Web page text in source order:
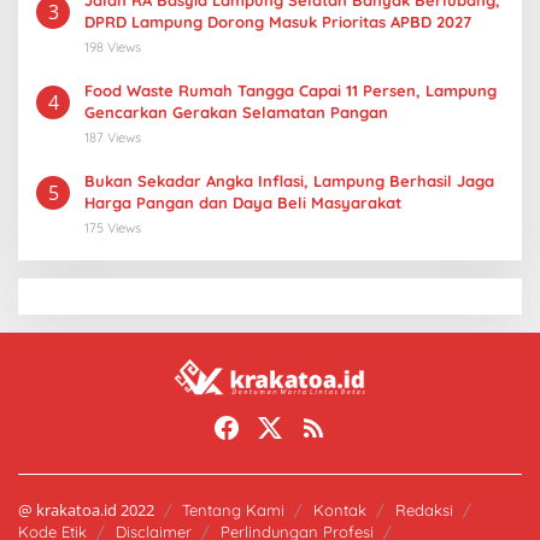
3
DPRD Lampung Dorong Masuk Prioritas APBD 2027
198 Views
4
Food Waste Rumah Tangga Capai 11 Persen, Lampung
Gencarkan Gerakan Selamatan Pangan
187 Views
5
Bukan Sekadar Angka Inflasi, Lampung Berhasil Jaga
Harga Pangan dan Daya Beli Masyarakat
175 Views
@ krakatoa.id 2022 Tentang Kami Kontak
Redaksi
Kode Etik
Disclaimer Perlindungan Profesi